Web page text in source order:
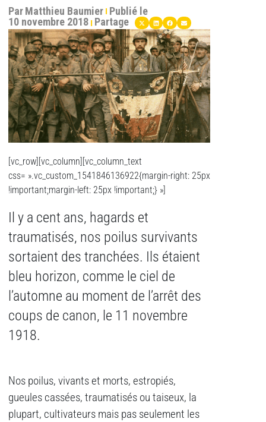
ParMatthieu Baumier Publié le
10 novembre 2018 Partage
[vc_row][vc_column][vc_column_text
css= ».vc_custom_1541846136922{margin-right: 25px
!important;margin-left: 25px !important;} »]
Il y a cent ans, hagards et
traumatisés, nos poilus survivants
sortaient des tranchées. Ils étaient
bleu horizon, comme le ciel de
l’automne au moment de l’arrêt des
coups de canon, le 11 novembre
1918.
Nos poilus, vivants et morts, estropiés,
gueules cassées, traumatisés ou taiseux, la
plupart, cultivateurs mais pas seulement les